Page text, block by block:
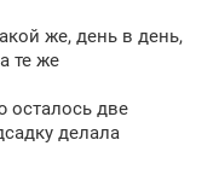
же, день в день,
те же
осталось две
делала